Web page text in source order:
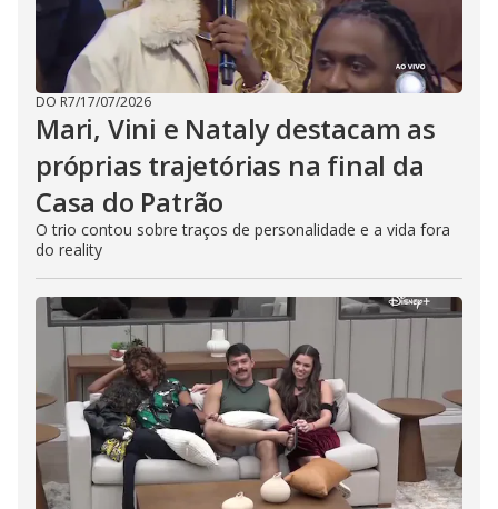
DO R7/17/07/2026
Mari, Vini e Nataly destacam as
próprias trajetórias na final da
Casa do Patrão
O trio contou sobre traços de personalidade e a vida fora
do reality